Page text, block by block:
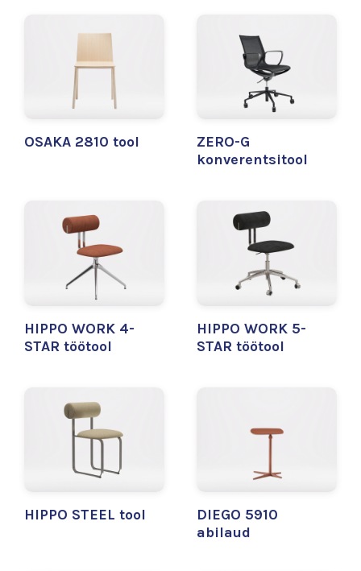
OSAKA 2810 tool
ZERO-G
konverentsitool
HIPPO WORK 4-
STAR töötool
HIPPO WORK 5-
STAR töötool
HIPPO STEEL tool
DIEGO 5910
abilaud